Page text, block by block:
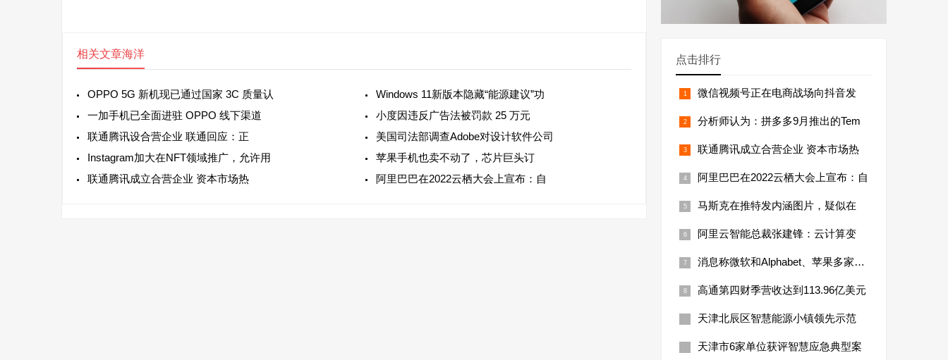
相关文章海洋
OPPO 5G 新机现已通过国家 3C 质量认
Windows 11新版本隐藏“能源建议”功
一加手机已全面进驻 OPPO 线下渠道
小度因违反广告法被罚款 25 万元
联通腾讯设合营企业 联通回应：正
美国司法部调查Adobe对设计软件公司
Instagram加大在NFT领域推广，允许用
苹果手机也卖不动了，芯片巨头订
联通腾讯成立合营企业 资本市场热
阿里巴巴在2022云栖大会上宣布：自
点击排行
微信视频号正在电商战场向抖音发
分析师认为：拼多多9月推出的Tem
联通腾讯成立合营企业 资本市场热
阿里巴巴在2022云栖大会上宣布：自
马斯克在推特发内涵图片，疑似在
阿里云智能总裁张建锋：云计算变
消息称微软和Alphabet、苹果多家公司
高通第四财季营收达到113.96亿美元
天津北辰区智慧能源小镇领先示范
天津市6家单位获评智慧应急典型案